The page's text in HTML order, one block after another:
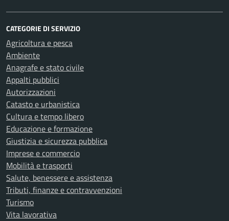
CATEGORIE DI SERVIZIO
Agricoltura e pesca
Ambiente
Anagrafe e stato civile
Appalti pubblici
Autorizzazioni
Catasto e urbanistica
Cultura e tempo libero
Educazione e formazione
Giustizia e sicurezza pubblica
Imprese e commercio
Mobilità e trasporti
Salute, benessere e assistenza
Tributi, finanze e contravvenzioni
Turismo
Vita lavorativa